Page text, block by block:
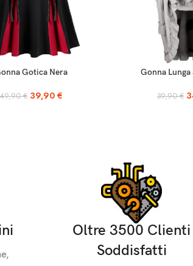
Gotica Nera
49,90€ 39,90 €
SCEGLIGonna
39,90€
Oltre 3500 Clienti
Soddisfatti